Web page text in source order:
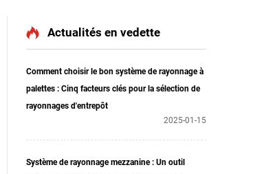
Actualités en vedette
Comment choisir le bon système de rayonnage à
palettes : Cinq facteurs clés pour la sélection de
rayonnages d'entrepôt
2025-01-15
Système de rayonnage mezzanine : Un outil